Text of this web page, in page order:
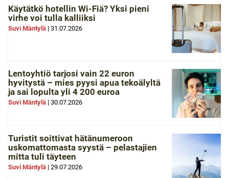
Käytätkö hotellin Wi-Fiä? Yksi pieni
virhe voi tulla kalliiksi
Suvi Mäntylä | 31.07.2026
Lentoyhtiö tarjosi vain 22 euron
hyvitystä – mies pyysi apua tekoälyltä
ja sai lopulta yli 4 200 euroa
Suvi Mäntylä | 30.07.2026
Turistit soittivat hätänumeroon
uskomattomasta syystä – pelastajien
mitta tuli täyteen
Suvi Mäntylä | 29.07.2026